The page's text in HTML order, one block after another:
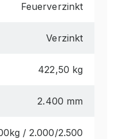
Feuerverzinkt
Verzinkt
422,50 kg
2.400 mm
/ 2.000/2.500